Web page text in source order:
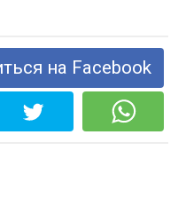
на Facebook